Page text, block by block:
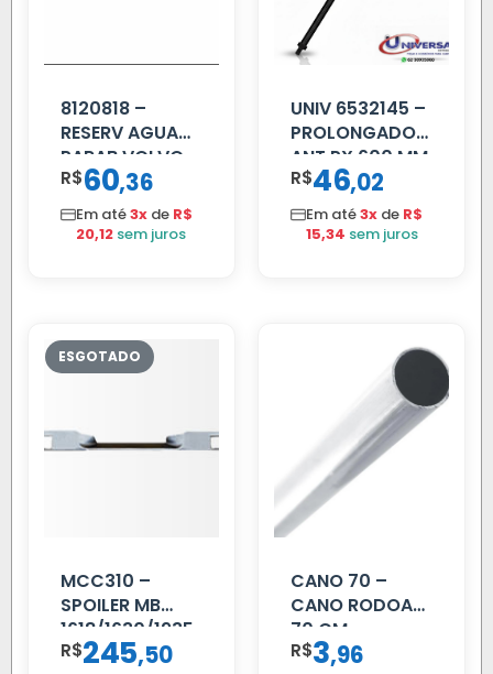
8120818 –
RESERV AGUA
PARAB VOLVO
EDC
R$60,36
Em até3x de R$
20,12 sem juros
UNIV 6532145 –
PROLONGADOR
ANT PX 600 MM
FIBRA PRETA
R$46,02
Em até3x de R$
15,34 sem juros
MCC310 –
SPOILER MB
1618/1630/1935
02 FAR
R$245,50
CANO 70 –
CANO RODOAR
70 CM
R$3,96